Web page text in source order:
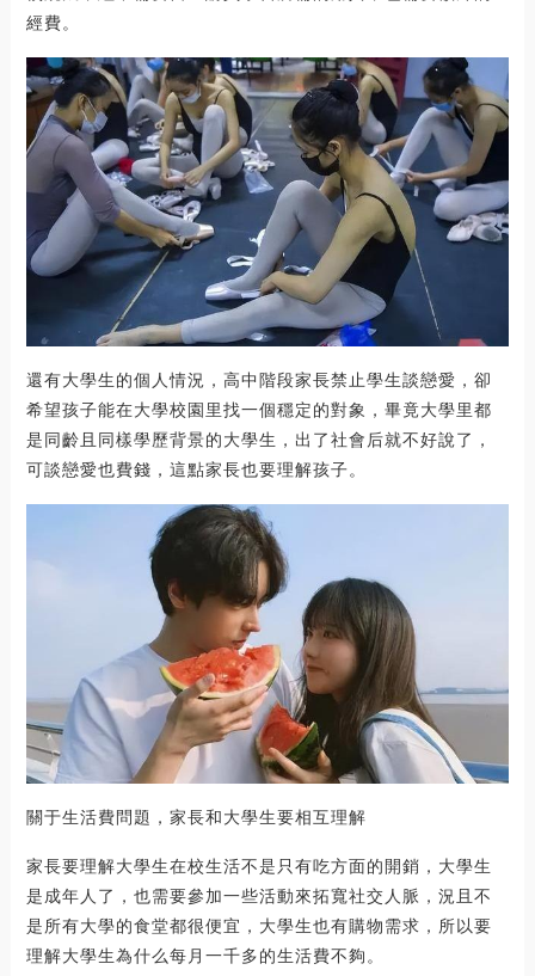
經費。
還有大學生的個人情況，高中階段家長禁止學生談戀愛，卻
希望孩子能在大學校園里找一個穩定的對象，畢竟大學里都
是同齡且同樣學歷背景的大學生，出了社會后就不好說了，
可談戀愛也費錢，這點家長也要理解孩子。
關于生活費問題，家長和大學生要相互理解
家長要理解大學生在校生活不是只有吃方面的開銷，大學生
是成年人了，也需要參加一些活動來拓寬社交人脈，況且不
是所有大學的食堂都很便宜，大學生也有購物需求，所以要
理解大學生為什么每月一千多的生活費不夠。